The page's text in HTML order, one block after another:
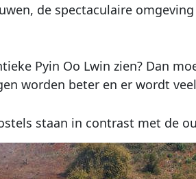
de spectaculaire
Pyin Oo Lwin zien? Dan
worden beter en er wordt
staan in contrast met de